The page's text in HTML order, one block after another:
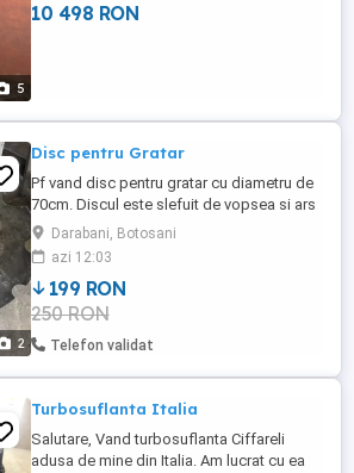
5
10 498 RON
2
Disc pentru Gratar
Pf vand disc pentru gratar cu diametru de
70cm. Discul este slefuit de vopsea si ars
pe foc cu ulei,trebuie doar sai astupati
gaura si s al puneti la treaba Discul este
nou n am apucat s al folosesc deoarece
am ceaun si il folosesc pe ala Gros in
carne nu tabla subtire! Ridicare personala
nu li ...
Darabani, Botosani
azi 12:03
199 RON
250 RON
Telefon validat
Turbosuflanta Italia
Salutare, Vand turbosuflanta Ciffareli
adusa de mine din Italia. Am lucrat cu ea